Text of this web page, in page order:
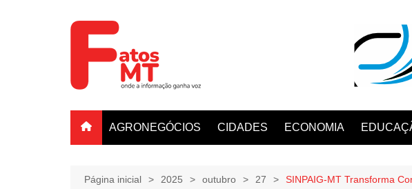
AGRONEGÓCIOS CIDADES ECONOMIA
Página inicial 2025 outubro 27 SINPAIG-MT Transforma